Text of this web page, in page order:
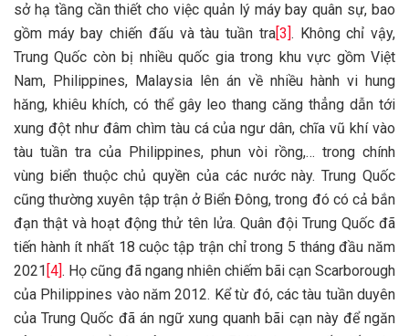
sở hạ tầng cần thiết cho việc quản lý máy bay quân sự, bao
gồm máy bay chiến đấu và tàu tuần tra[3] . Không chỉ vậy,
Trung Quốc còn bị nhiều quốc gia trong khu vực gồm Việt
Nam, Philippines, Malaysia lên án về nhiều hành vi hung
hăng, khiêu khích, có thể gây leo thang căng thẳng dẫn tới
xung đột như đâm chìm tàu cá của ngư dân, chĩa vũ khí vào
tàu tuần tra của Philippines, phun vòi rồng,… trong chính
vùng biển thuộc chủ quyền của các nước này. Trung Quốc
cũng thường xuyên tập trận ở Biển Đông, trong đó có cả bắn
đạn thật và hoạt động thử tên lửa. Quân đội Trung Quốc đã
tiến hành ít nhất 18 cuộc tập trận chỉ trong 5 tháng đầu năm
2021 [4] . Họ cũng đã ngang nhiên chiếm bãi cạn Scarborough
của Philippines vào năm 2012. Kể từ đó, các tàu tuần duyên
của Trung Quốc đã án ngữ xung quanh bãi cạn này để ngăn